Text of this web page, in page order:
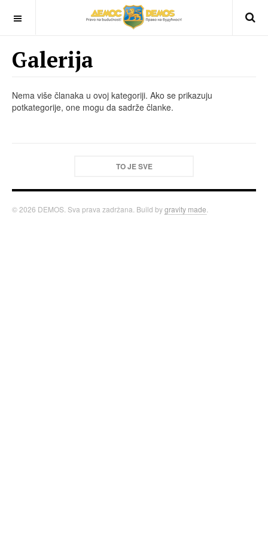
Galerija
Nema više članaka u ovoj kategoriji. Ako se prikazuju
potkategorije, one mogu da sadrže članke.
TO JE SVE
© 2026 DEMOS. Sva prava zadržana. Build bygravity made